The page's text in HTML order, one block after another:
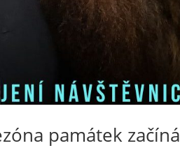
památek začíná